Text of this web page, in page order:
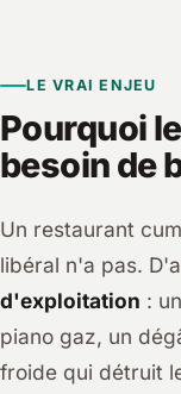
LE VRAI ENJEU
Pourquoi
besoin de
Un restaurant
libéral n'a pas.
d'exploitation :
piano gaz, un
froide qui détruit